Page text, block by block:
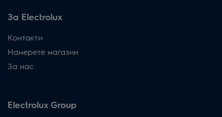
За Electrolux
Контакти
Намерете магазин
За нас
Electrolux Group